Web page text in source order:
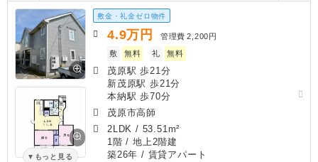
もっと見る
敷金・礼金ゼロ物件
4.9万円 管理費 2,200円
敷
無料 礼 無料
茂原駅 歩21分
新茂原駅 歩21分
本納駅 歩70分
茂原市高師
2LDK / 53.51m²
1階 / 地上2階建
築26年 / 賃貸アパート